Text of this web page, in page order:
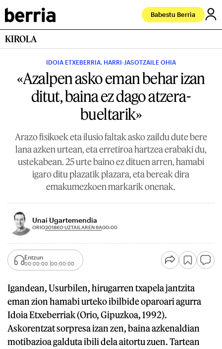
Babestu Berria
KIROLA
IDOIA ETXEBERRIA. HARRI-JASOTZAILE OHIA
«Azalpen asko eman behar izan
ditut, baina ez dago atzera-
bueltarik»
Arazo fisikoek eta ilusio faltak asko zaildu dute bere
lana azken urtean, eta erretiroa hartzea erabaki du,
ustekabean. 25 urte baino ez dituen arren, hamabi
igaro ditu plazatik plazara, eta bereak dira
emakumezkoen markarik onenak.
Unai Ugartemendia
ORIO2018KO UZTAILAREN 6A00:00
Entzun
00:00:00 00:00:00
Igandean, Usurbilen, hirugarren txapela jantzita
eman zion hamabi urteko ibilbide oparoari agurra
Idoia Etxeberriak (Orio, Gipuzkoa, 1992).
Askorentzat sorpresa izan zen, baina azkenaldian
motibazioa galduta ibili dela aitortu zuen. Tartean